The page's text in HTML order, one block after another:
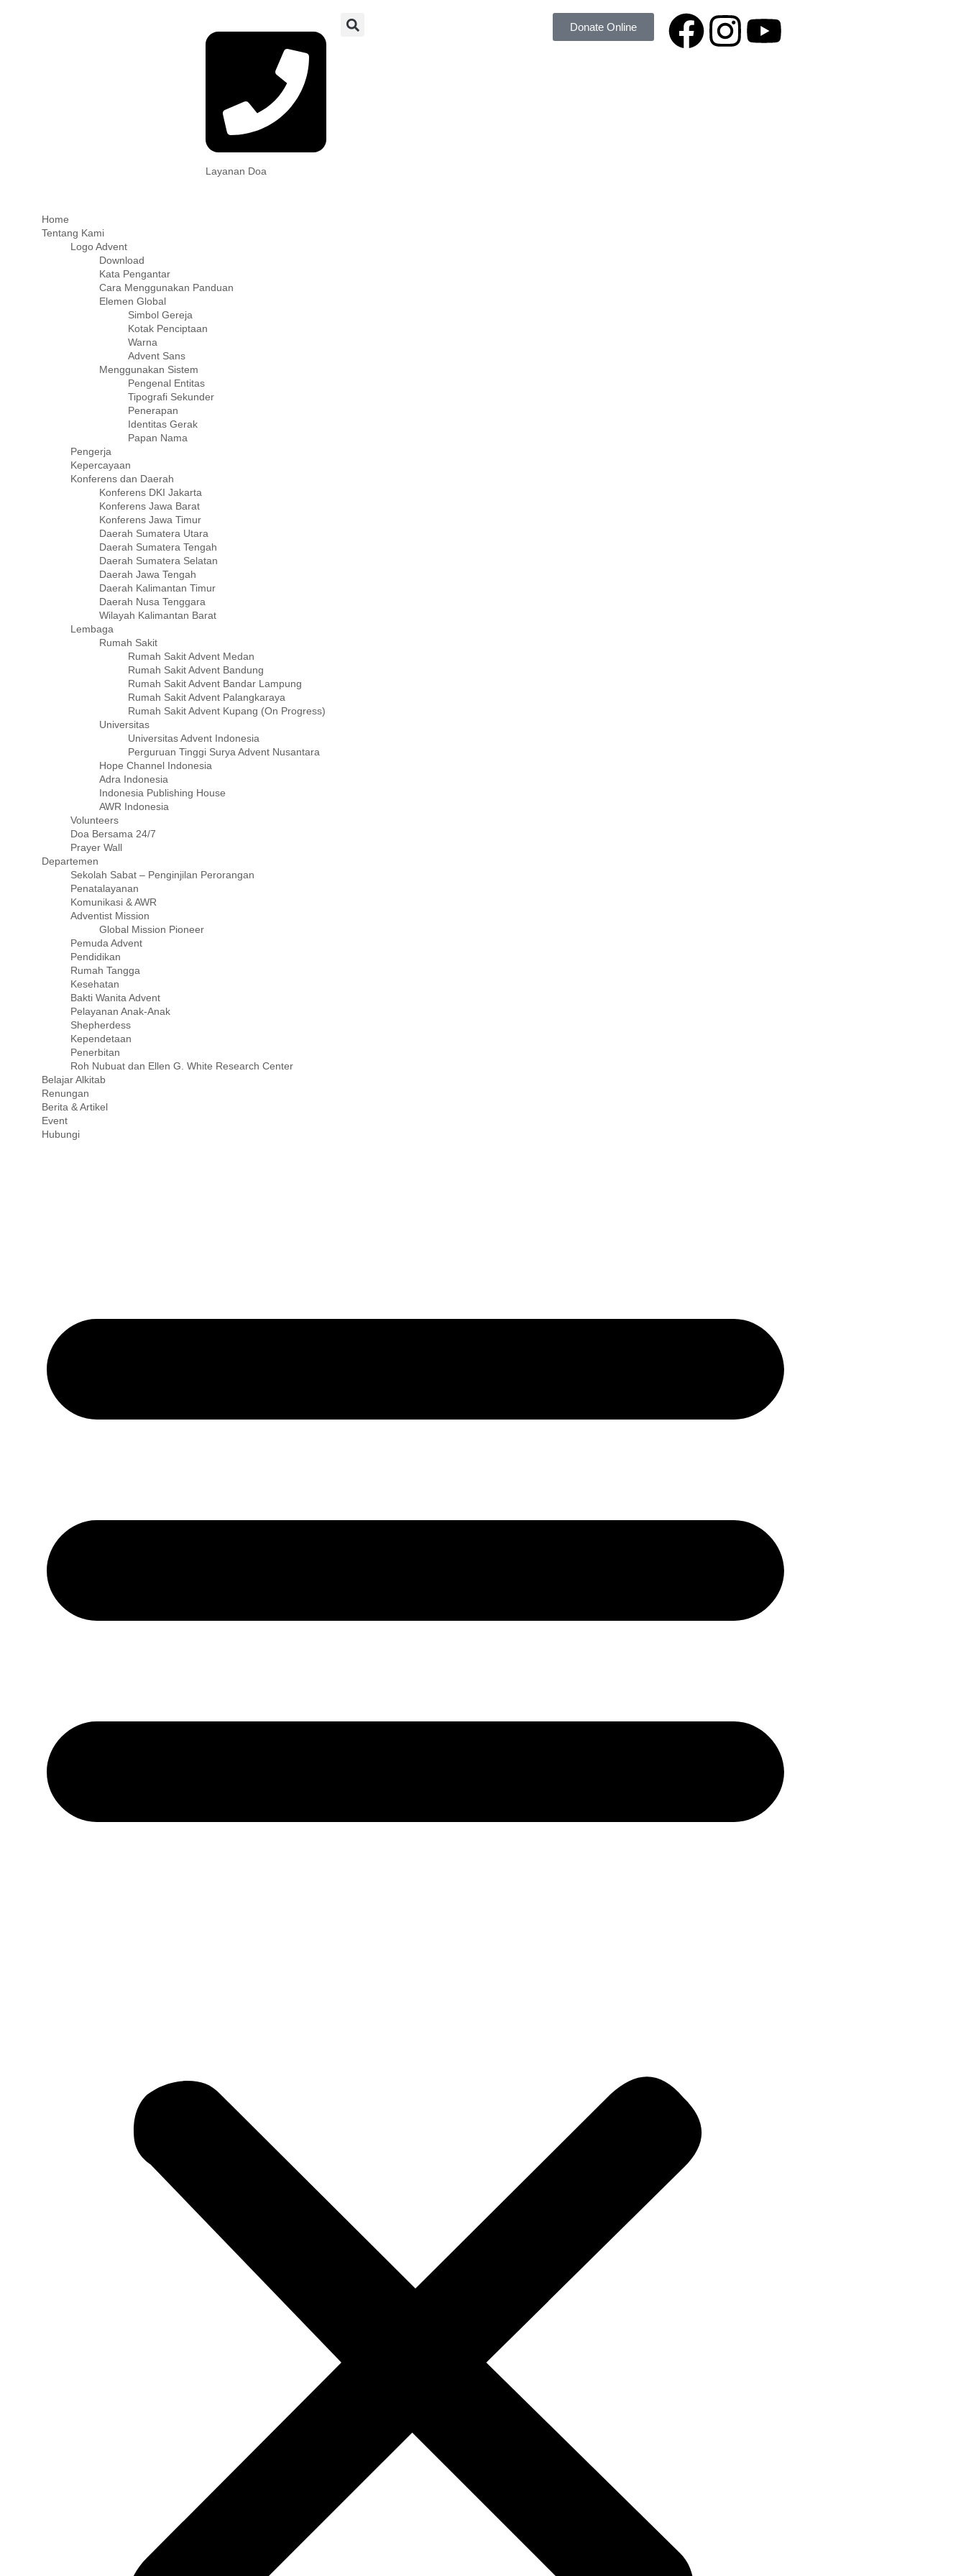
Layanan Doa
Donate Online
Home
Tentang Kami
Logo Advent
Download
Kata Pengantar
Cara Menggunakan Panduan
Elemen Global
Simbol Gereja
Kotak Penciptaan
Warna
Advent Sans
Menggunakan Sistem
Pengenal Entitas
Tipografi Sekunder
Penerapan
Identitas Gerak
Papan Nama
Pengerja
Kepercayaan
Konferens dan Daerah
Konferens DKI Jakarta
Konferens Jawa Barat
Konferens Jawa Timur
Daerah Sumatera Utara
Daerah Sumatera Tengah
Daerah Sumatera Selatan
Daerah Jawa Tengah
Daerah Kalimantan Timur
Daerah Nusa Tenggara
Wilayah Kalimantan Barat
Lembaga
Rumah Sakit
Rumah Sakit Advent Medan
Rumah Sakit Advent Bandung
Rumah Sakit Advent Bandar Lampung
Rumah Sakit Advent Palangkaraya
Rumah Sakit Advent Kupang (On Progress)
Universitas
Universitas Advent Indonesia
Perguruan Tinggi Surya Advent Nusantara
Hope Channel Indonesia
Adra Indonesia
Indonesia Publishing House
AWR Indonesia
Volunteers
Doa Bersama 24/7
Prayer Wall
Departemen
Sekolah Sabat – Penginjilan Perorangan
Penatalayanan
Komunikasi & AWR
Adventist Mission
Global Mission Pioneer
Pemuda Advent
Pendidikan
Rumah Tangga
Kesehatan
Bakti Wanita Advent
Pelayanan Anak-Anak
Shepherdess
Kependetaan
Penerbitan
Roh Nubuat dan Ellen G. White Research Center
Belajar Alkitab
Renungan
Berita & Artikel
Event
Hubungi